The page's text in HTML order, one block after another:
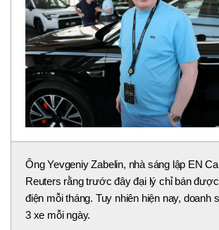
Ông Yevgeniy Zabelin, nhà sáng lập EN
Reuters rằng trước đây đại lý chỉ bán
điện mỗi tháng. Tuy nhiên hiện nay, doanh
3 xe mỗi ngày.